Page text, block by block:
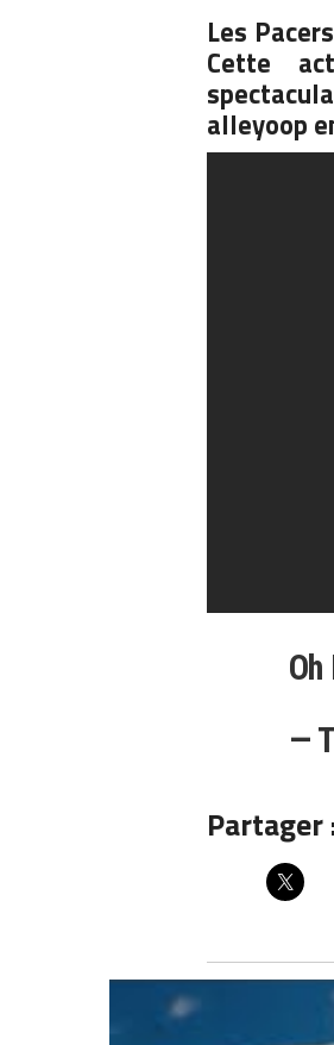
Les
Cette
alleyoop
—
Partager
Articles similaires